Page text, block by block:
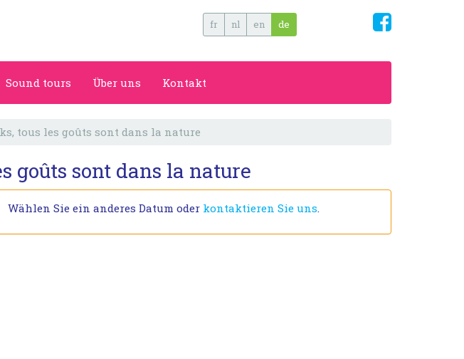
fr nl en de
Sound tours Über uns Kontakt
tous les goûts sont dans la nature
goûts sont dans la nature
Wählen Sie ein anderes Datum oder kontaktieren Sie uns